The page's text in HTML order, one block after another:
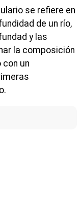
se refiere en
de un río,
y las
la composición
un